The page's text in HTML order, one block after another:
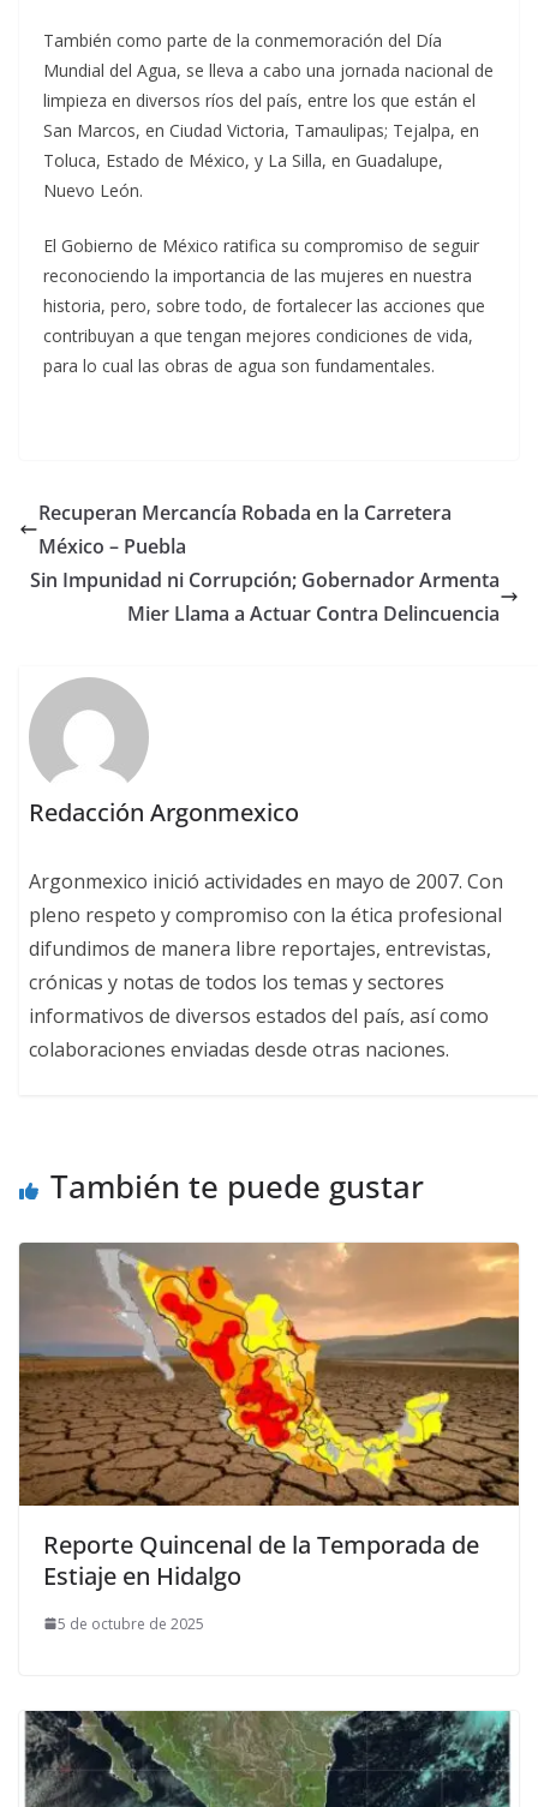
También como parte de la conmemoración del Día
Mundial del Agua, se lleva a cabo una jornada nacional de
limpieza en diversos ríos del país, entre los que están el
San Marcos, en Ciudad Victoria, Tamaulipas; Tejalpa, en
Toluca, Estado de México, y La Silla, en Guadalupe,
Nuevo León.
El Gobierno de México ratifica su compromiso de seguir
reconociendo la importancia de las mujeres en nuestra
historia, pero, sobre todo, de fortalecer las acciones que
contribuyan a que tengan mejores condiciones de vida,
para lo cual las obras de agua son fundamentales.
Recuperan Mercancía Robada en la Carretera
México – Puebla
Sin Impunidad ni Corrupción; Gobernador Armenta
Mier Llama a Actuar Contra Delincuencia
Redacción Argonmexico
Argonmexico inició actividades en mayo de 2007. Con
pleno respeto y compromiso con la ética profesional
difundimos de manera libre reportajes, entrevistas,
crónicas y notas de todos los temas y sectores
informativos de diversos estados del país, así como
colaboraciones enviadas desde otras naciones.
También te puede gustar
Reporte Quincenal de la Temporada de
Estiaje en Hidalgo
5 de octubre de 2025